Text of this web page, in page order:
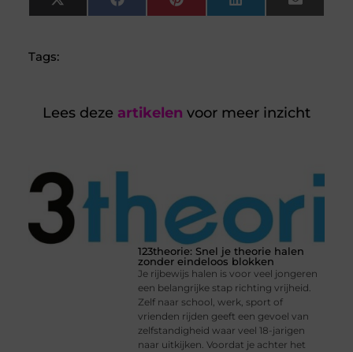
X
(Twitter)
FacebookPinterest LinkedIn Email
Tags:
Lees deze artikelen voor meer inzicht
123theorie: Snel je theorie halen
zonder eindeloos blokken
Je rijbewijs halen is voor veel jongeren
een belangrijke stap richting vrijheid.
Zelf naar school, werk, sport of
vrienden rijden geeft een gevoel van
zelfstandigheid waar veel 18-jarigen
naar uitkijken. Voordat je achter het